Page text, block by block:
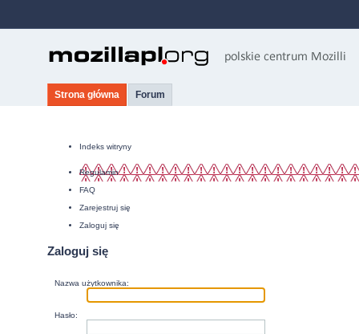
Strona główna Forum
Indeks witryny
Regulamin
FAQ
Zarejestruj się
Zaloguj się
Zaloguj się
Nazwa użytkownika:
Hasło: